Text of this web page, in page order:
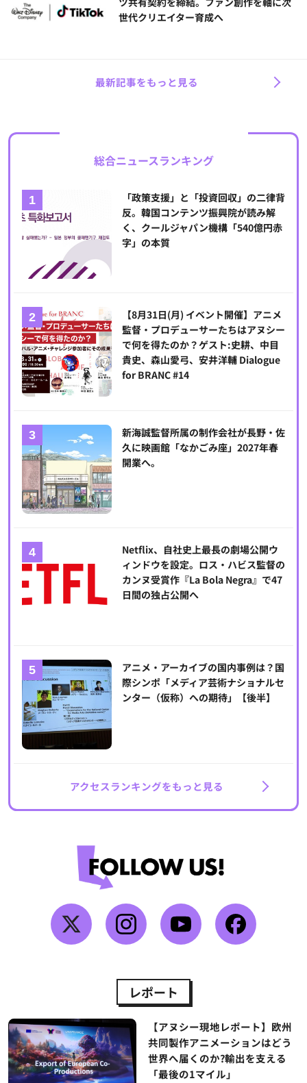
世代クリエイター育成へ
最新記事をもっと見る
総合ニュースランキング
「政策支援」と「投資回収」の二律背
反。韓国コンテンツ振興院が読み解
く、クールジャパン機構「540億円赤
字」の本質
【8月31日(月) イベント開催】アニメ
監督・プロデューサーたちはアヌシー
で何を得たのか？ゲスト:史耕、中目
貴史、森山愛弓、安井洋輔 Dialogue
for BRANC #14
新海誠監督所属の制作会社が長野・佐
久に映画館「なかごみ座」2027年春
開業へ。
Netflix、自社史上最長の劇場公開ウ
ィンドウを設定。ロス・ハビス監督の
カンヌ受賞作『La Bola Negra』で47
日間の独占公開へ
アニメ・アーカイブの国内事例は？国
際シンポ「メディア芸術ナショナルセ
ンター（仮称）への期待」【後半】
アクセスランキングをもっと見る
レポート
【アヌシー現地レポート】欧州
共同製作アニメーションはどう
世界へ届くのか?輸出を支える
「最後の1マイル」